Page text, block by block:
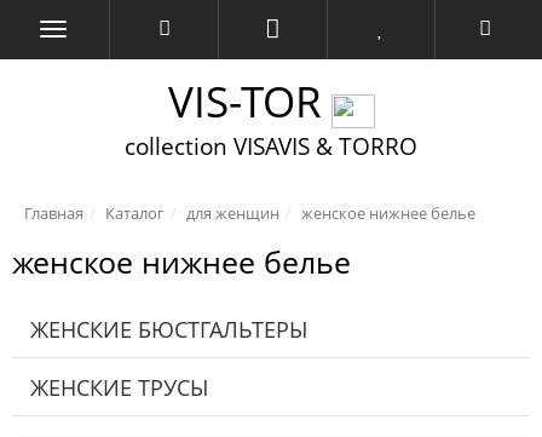
VIS-TOR
collection VISAVIS & TORRO
Главная Каталог для женщин женское нижнее белье
женское нижнее белье
ЖЕНСКИЕ БЮСТГАЛЬТЕРЫ
ЖЕНСКИЕ ТРУСЫ